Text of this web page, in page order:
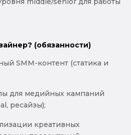
(обязанности)
SMM-контент (статика и
для медийных кампаний
ресайзы);
креативных